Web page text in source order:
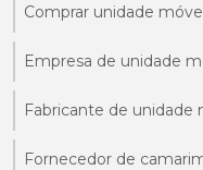
Comprar unidade
Empresa de unidade
Fabricante de unidade
Fornecedor de